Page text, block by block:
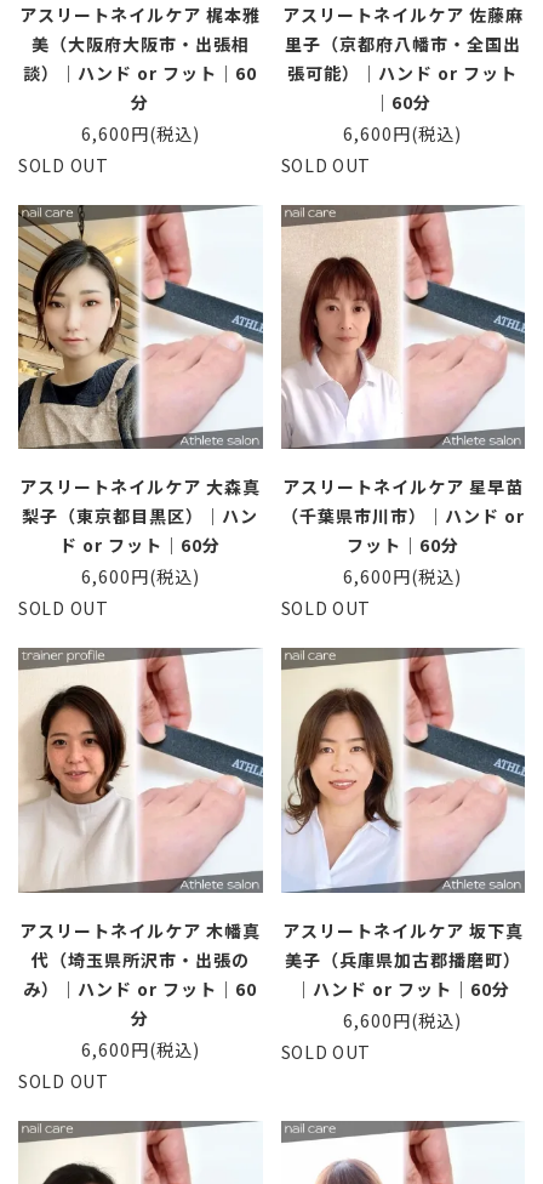
アスリートネイルケア 梶本雅
美（大阪府大阪市・出張相
談）｜ハンド or フット｜60
分
6,600円(税込)
SOLD OUT
アスリートネイルケア 佐藤麻
里子（京都府八幡市・全国出
張可能）｜ハンド or フット
｜60分
6,600円(税込)
SOLD OUT
アスリートネイルケア 大森真
梨子（東京都目黒区）｜ハン
ド or フット｜60分
6,600円(税込)
SOLD OUT
アスリートネイルケア 星早苗
（千葉県市川市）｜ハンド or
フット｜60分
6,600円(税込)
SOLD OUT
アスリートネイルケア 木幡真
代（埼玉県所沢市・出張の
み）｜ハンド or フット｜60
分
6,600円(税込)
SOLD OUT
アスリートネイルケア 坂下真
美子（兵庫県加古郡播磨町）
｜ハンド or フット｜60分
6,600円(税込)
SOLD OUT